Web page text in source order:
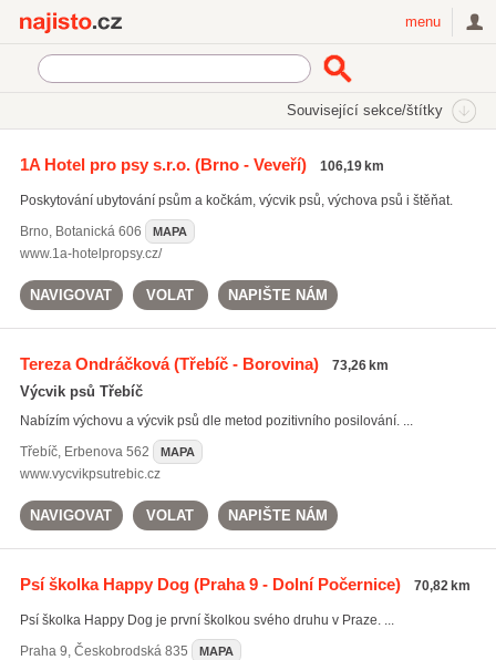
menu
Související sekce/štítky
1A Hotel pro psy s.r.o.(Brno - Veveří) 106,19 km
Poskytování ubytování psům a kočkám, výcvik psů, výchova psů i štěňat.
Brno, Botanická 606 MAPA
www.1a-hotelpropsy.cz/
NAVIGOVAT VOLAT NAPIŠTE NÁM
Tereza Ondráčková(Třebíč - Borovina) 73,26 km
Výcvik psů Třebíč
Nabízím výchovu a výcvik psů dle metod pozitivního posilování. ...
Třebíč, Erbenova 562 MAPA
www.vycvikpsutrebic.cz
NAVIGOVAT VOLAT NAPIŠTE NÁM
Psí školka Happy Dog(Praha 9 - Dolní Počernice) 70,82 km
Psí školka Happy Dog je první školkou svého druhu v Praze. ...
Praha 9, Českobrodská 835 MAPA